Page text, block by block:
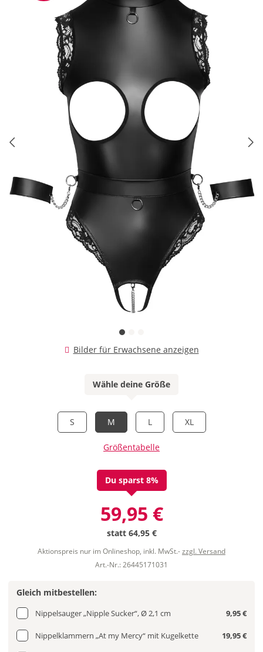
Bilder für Erwachsene anzeigen
Wähle deine Größe
S M L XL
Größentabelle
Du sparst 8%
59,95 €
statt 64,95 €
Aktionspreis nur im Onlineshop, inkl. MwSt.-zzgl. Versand
Art.-Nr.: 26445171031
Gleich mitbestellen:
Nippelsauger „Nipple Sucker“, Ø 2,1 cm 9,95 €
Nippelklammern „At my Mercy“ mit Kugelkette 19,95 €